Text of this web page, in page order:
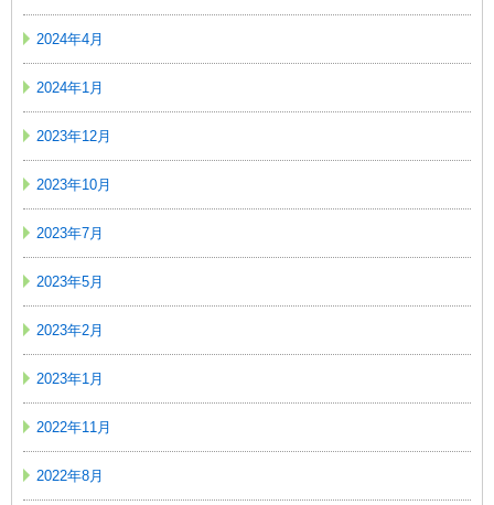
2024年4月
2024年1月
2023年12月
2023年10月
2023年7月
2023年5月
2023年2月
2023年1月
2022年11月
2022年8月